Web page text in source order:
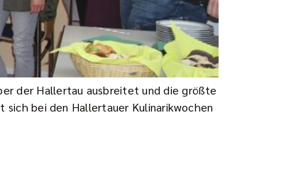
der Hallertau ausbreitet und die größte
bei den Hallertauer Kulinarikwochen